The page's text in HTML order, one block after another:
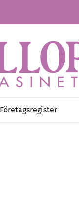
Företagsregister